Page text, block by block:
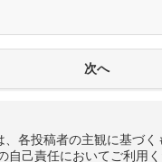
各投稿者の主観に基づ
己責任においてご利用く